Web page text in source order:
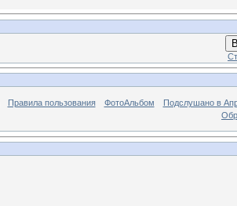
Правила пользования ФотоАльбом
Подслушано в